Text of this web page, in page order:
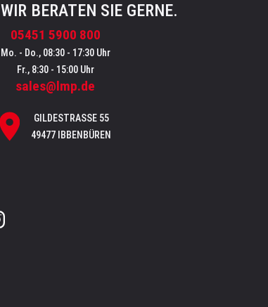
BERATEN SIE GERNE.
05451 5900 800
Mo. - Do., 08:30 - 17:30 Uhr
Fr., 8:30 - 15:00 Uhr
sales@lmp.de
GILDESTRASSE 55
49477 IBBENBÜREN